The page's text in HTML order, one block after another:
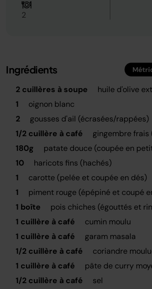
2
Ingrédients
2 cuillères à soupe
huile d'olive
1
oignon blanc
2
gousses d'ail (écrasées/rappées)
1/2 cuillère à café
gingembre
180g
patate douce (coupée en
10
haricots fins (hachés)
1
carotte (pelée et coupée en dés)
1
piment rouge (épépiné et coupé
1 boîte
pois chiches (égouttés et
1 cuillère à café
cumin moulu
1 cuillère à café
garam masala
1/2 cuillère à café
coriandre
1 cuillère à café
pâte de curry
1/2 cuillère à café
sel